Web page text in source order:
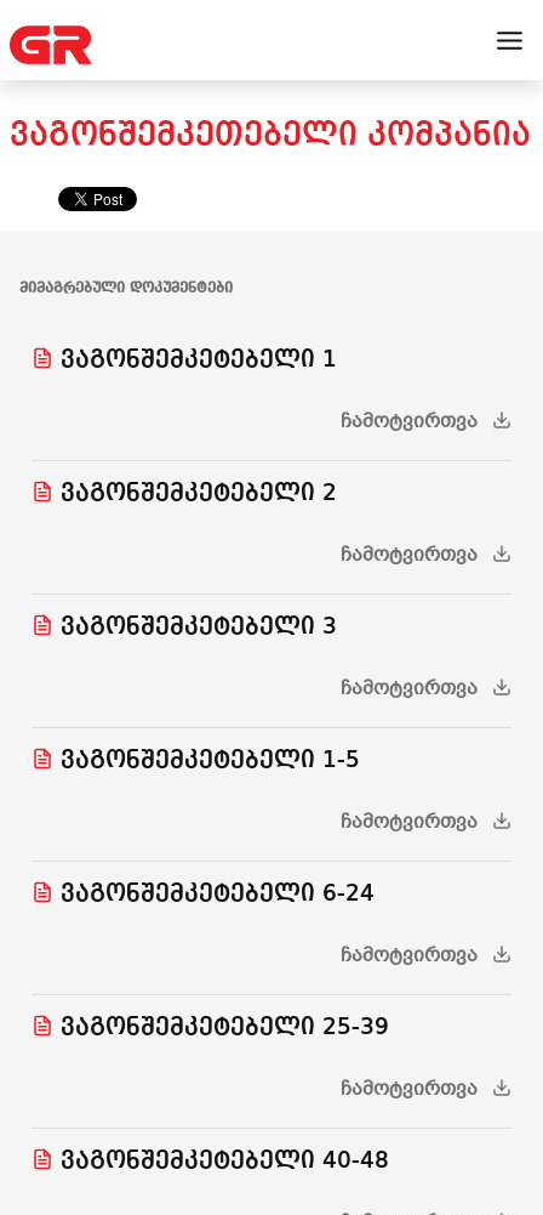
ᲕᲐᲒᲝᲜᲨᲔᲛᲙᲔᲗᲔᲑᲔᲚᲘ ᲙᲝᲛᲞᲐᲜᲘᲐ
ᲛᲘᲛᲐᲒᲠᲔᲑᲣᲚᲘ ᲓᲝᲙᲣᲛᲔᲜᲢᲔᲑᲘ
ვაგონშემკეტებელი 1
ᲩᲐᲛᲝᲢᲕᲘᲠᲗᲕᲐ
ვაგონშემკეტებელი 2
ᲩᲐᲛᲝᲢᲕᲘᲠᲗᲕᲐ
ვაგონშემკეტებელი 3
ᲩᲐᲛᲝᲢᲕᲘᲠᲗᲕᲐ
ვაგონშემკეტებელი 1-5
ᲩᲐᲛᲝᲢᲕᲘᲠᲗᲕᲐ
ვაგონშემკეტებელი 6-24
ᲩᲐᲛᲝᲢᲕᲘᲠᲗᲕᲐ
ვაგონშემკეტებელი 25-39
ᲩᲐᲛᲝᲢᲕᲘᲠᲗᲕᲐ
ვაგონშემკეტებელი 40-48